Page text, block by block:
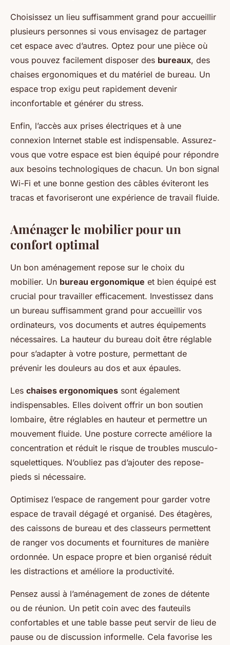
Choisissez un lieu suffisamment grand pour accueillir
plusieurs personnes si vous envisagez de partager
cet espace avec d’autres. Optez pour une pièce où
vous pouvez facilement disposer des bureaux, des
chaises ergonomiques et du matériel de bureau. Un
espace trop exigu peut rapidement devenir
inconfortable et générer du stress.
Enfin, l’accès aux prises électriques et à une
connexion Internet stable est indispensable. Assurez-
vous que votre espace est bien équipé pour répondre
aux besoins technologiques de chacun. Un bon signal
Wi-Fi et une bonne gestion des câbles éviteront les
tracas et favoriseront une expérience de travail fluide.
Aménager le mobilier pour un
confort optimal
Un bon aménagement repose sur le choix du
mobilier. Un bureau ergonomique et bien équipé est
crucial pour travailler efficacement. Investissez dans
un bureau suffisamment grand pour accueillir vos
ordinateurs, vos documents et autres équipements
nécessaires. La hauteur du bureau doit être réglable
pour s’adapter à votre posture, permettant de
prévenir les douleurs au dos et aux épaules.
Les chaises ergonomiques sont également
indispensables. Elles doivent offrir un bon soutien
lombaire, être réglables en hauteur et permettre un
mouvement fluide. Une posture correcte améliore la
concentration et réduit le risque de troubles musculo-
squelettiques. N’oubliez pas d’ajouter des repose-
pieds si nécessaire.
Optimisez l’espace de rangement pour garder votre
espace de travail dégagé et organisé. Des étagères,
des caissons de bureau et des classeurs permettent
de ranger vos documents et fournitures de manière
ordonnée. Un espace propre et bien organisé réduit
les distractions et améliore la productivité.
Pensez aussi à l’aménagement de zones de détente
ou de réunion. Un petit coin avec des fauteuils
confortables et une table basse peut servir de lieu de
pause ou de discussion informelle. Cela favorise les